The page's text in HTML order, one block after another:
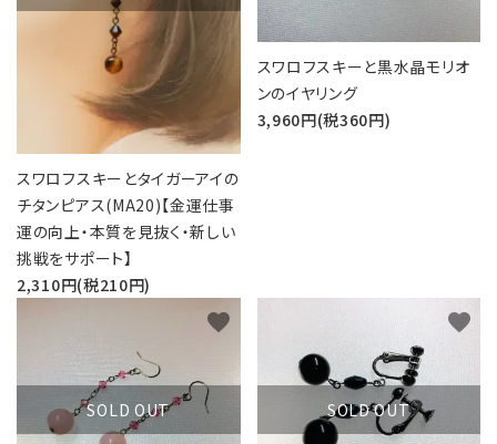
スワロフスキーとタイガーアイの
チタンピアス(MA20)【金運仕事
運の向上・本質を見抜く・新しい
挑戦をサポート】
2,310円(税210円)
スワロフスキーと黒水晶モリオ
ンのイヤリング
3,960円(税360円)
SOLD OUT
favorite
SOLD OUT
favorite